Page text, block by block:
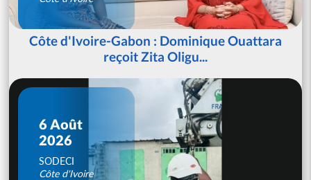
Côte d'Ivoire-Gabon : Dominique Ouattara
reçoit Zita Oligu...
6 Août
2026
SODECI
Côte d'Ivoire